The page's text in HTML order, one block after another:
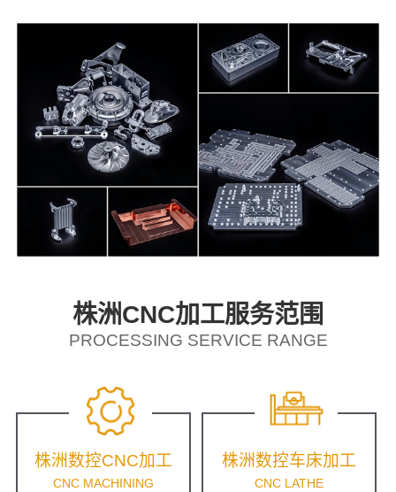
株洲CNC加工服务范围
PROCESSING SERVICE RANGE
株洲数控CNC加工
CNC MACHINING
株洲数控车床加工
CNC LATHE